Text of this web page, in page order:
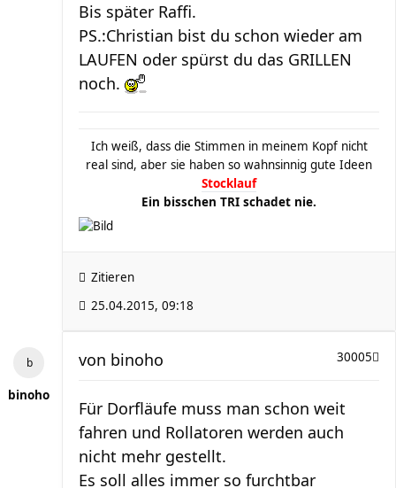
Bis später Raffi.
PS.:Christian bist du schon wieder am
LAUFEN oder spürst du das GRILLEN
noch.
Ich weiß, dass die Stimmen in meinem Kopf nicht
real sind, aber sie haben so wahnsinnig gute Ideen
Stocklauf
Ein bisschen TRI schadet nie.
Zitieren
25.04.2015, 09:18
binoho
30005
von binoho
Für Dorfläufe muss man schon weit
fahren und Rollatoren werden auch
nicht mehr gestellt.
Es soll alles immer so furchtbar